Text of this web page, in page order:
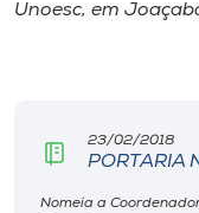
Cultura
Biblioteca
Unoesc, em
23/02/2018
PORTARIA
Nomeia a